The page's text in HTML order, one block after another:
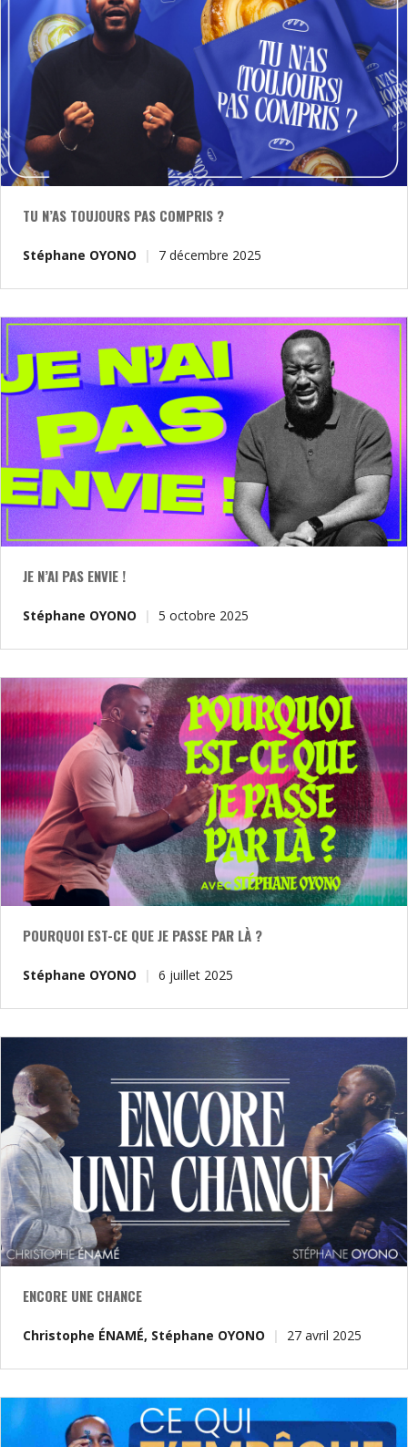
TU N’AS TOUJOURS PAS COMPRIS ?
Stéphane OYONO 7 décembre 2025
JE N’AI PAS ENVIE !
Stéphane OYONO 5 octobre 2025
POURQUOI EST-CE QUE JE PASSE PAR LÀ ?
Stéphane OYONO 6 juillet 2025
ENCORE UNE CHANCE
Christophe ÉNAMÉ, Stéphane OYONO 27 avril 2025